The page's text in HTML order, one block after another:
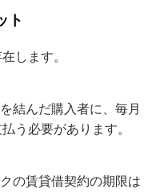
ト
します。
結んだ購入者に、毎月
う必要があります。
の賃貸借契約の期限は